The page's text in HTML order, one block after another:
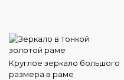
Круглое зеркало большого
размера в раме